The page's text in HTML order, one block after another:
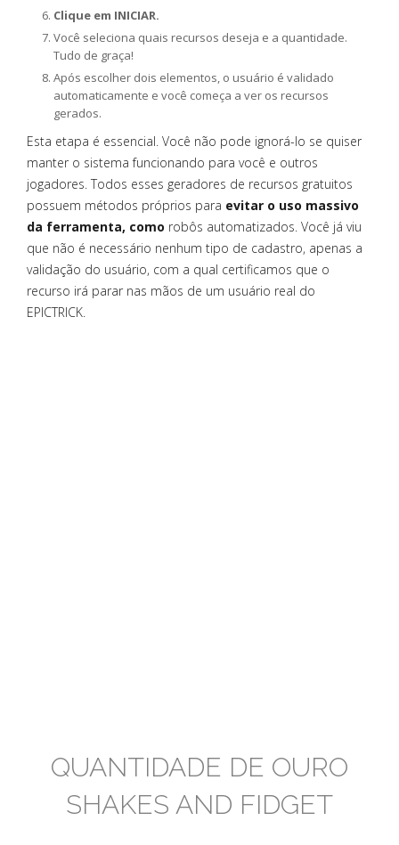
Clique em INICIAR.
Você seleciona quais recursos deseja e a quantidade.
Tudo de graça!
Após escolher dois elementos, o usuário é validado
automaticamente e você começa a ver os recursos
gerados.
Esta etapa é essencial. Você não pode ignorá-lo se quiser
manter o sistema funcionando para você e outros
jogadores. Todos esses geradores de recursos gratuitos
possuem métodos próprios para evitar o uso massivo
da ferramenta, como robôs automatizados. Você já viu
que não é necessário nenhum tipo de cadastro, apenas a
validação do usuário, com a qual certificamos que o
recurso irá parar nas mãos de um usuário real do
EPICTRICK.
QUANTIDADE DE OURO
SHAKES AND FIDGET